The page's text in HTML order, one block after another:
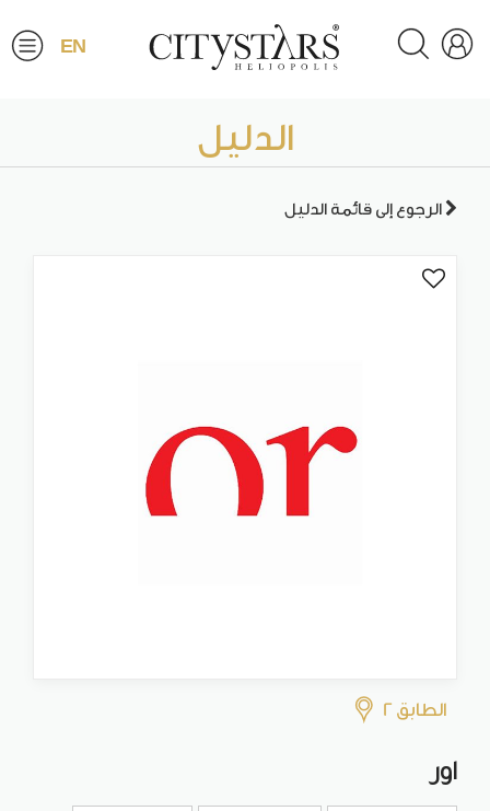
EN
الدليل
الرجوع إلى قائمة الدليل
الطابق 2
اور